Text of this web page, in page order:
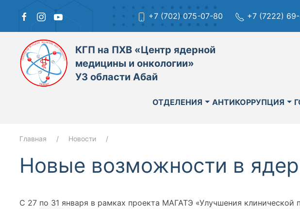
+7 (702) 075-07-80 +7 (7222)
КГП на ПХВ «Центр ядерной
медицины и онкологии»
УЗ области Абай
ОТДЕЛЕНИЯ АНТИКОРРУПЦИЯ
Главная Новости
Новые возможности в
С 27 по 31 января в рамках проекта МАГАТЭ «Улучшения клинической